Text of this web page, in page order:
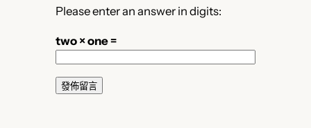
Please enter an answer in digits:
two × one =